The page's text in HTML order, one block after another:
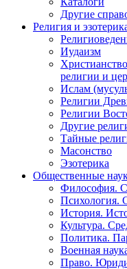
Другие
Религия и
Иудаизм
религии и
Ислам
Религии
Религии
Другие
Тайные
Масонство
Эзотерика
Общественные
Философия.
Психология.
История.
Культура.
Политика.
Военная
Право.